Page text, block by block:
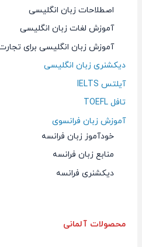
اصطلاحات زبان انگلیسی
آموزش لغات زبان انگلیسی
آموزش زبان انگلیسی برای تجارت
دیکشنری زبان انگلیسی
آیلتس IELTS
تافل TOEFL
آموزش زبان فرانسوی
خودآموز زبان فرانسه
منابع زبان فرانسه
دیکشنری فرانسه
محصولات آلمانی